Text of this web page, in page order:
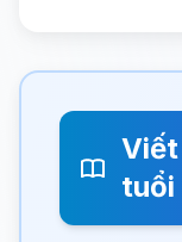
Viết
tuổi